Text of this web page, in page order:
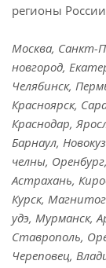
регионы
Москва, Санкт-
новгород,
Челябинск,
Красноярск,
Краснодар,
Барнаул,
челны,
Астрахань,
Курск,
удэ, Мурманск,
Ставрополь,
Череповец,